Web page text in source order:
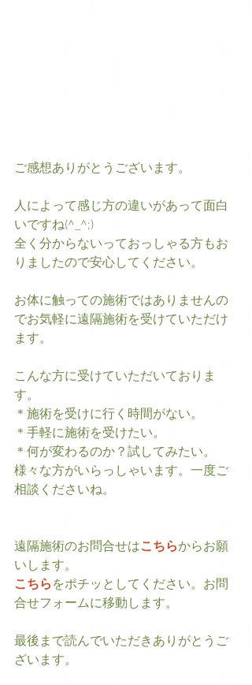
ご感想ありがとうございます。
人によって感じ方の違いがあって面白
いですね(^_^;)
全く分からないっておっしゃる方もお
りましたので安心してください。
お体に触っての施術ではありませんの
でお気軽に遠隔施術を受けていただけ
ます。
こんな方に受けていただいておりま
す。
＊施術を受けに行く時間がない。
＊手軽に施術を受けたい。
＊何が変わるのか？試してみたい。
様々な方がいらっしゃいます。一度ご
相談くださいね。
遠隔施術のお問合せはこちらからお願
いします。
こちら をポチッとしてください。お問
合せフォームに移動します。
最後まで読んでいただきありがとうご
ざいます。